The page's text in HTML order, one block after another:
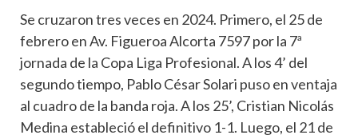
Se cruzaron tres veces en 2024. Primero, el 25 de
febrero en Av. Figueroa Alcorta 7597 por la 7ª
jornada de la Copa Liga Profesional. A los 4’ del
segundo tiempo, Pablo César Solari puso en ventaja
al cuadro de la banda roja. A los 25’, Cristian Nicolás
Medina estableció el definitivo 1-1. Luego, el 21 de